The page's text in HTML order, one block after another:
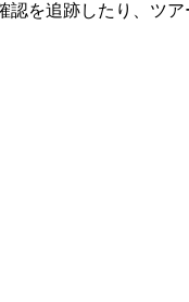
を追跡したり、ツ